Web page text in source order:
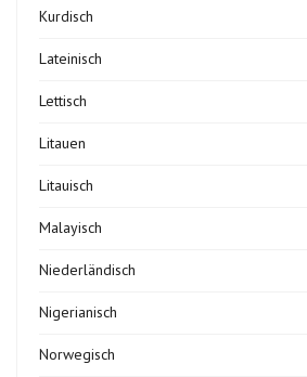
Kurdisch
Lateinisch
Lettisch
Litauen
Litauisch
Malayisch
Niederländisch
Nigerianisch
Norwegisch